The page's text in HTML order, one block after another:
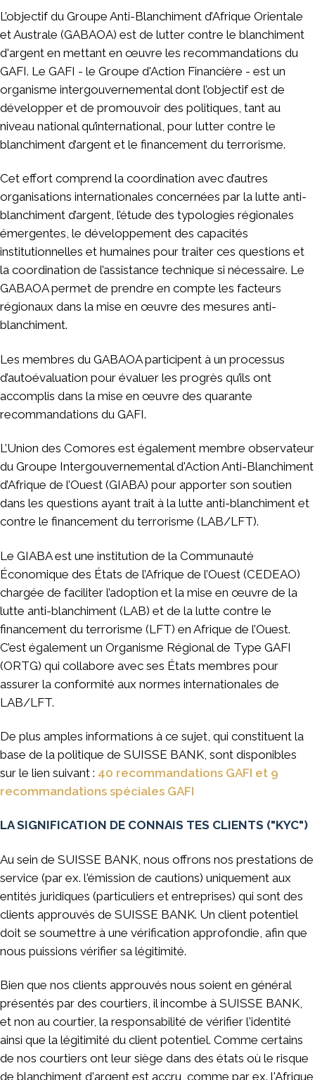
L’objectif du Groupe Anti-Blanchiment d’Afrique Orientale
et Australe (GABAOA) est de lutter contre le blanchiment
d'argent en mettant en œuvre les recommandations du
GAFI. Le GAFI - le Groupe d'Action Financière - est un
organisme intergouvernemental dont l’objectif est de
développer et de promouvoir des politiques, tant au
niveau national qu’international, pour lutter contre le
blanchiment d’argent et le financement du terrorisme.
Cet effort comprend la coordination avec d’autres
organisations internationales concernées par la lutte anti-
blanchiment d’argent, l’étude des typologies régionales
émergentes, le développement des capacités
institutionnelles et humaines pour traiter ces questions et
la coordination de l’assistance technique si nécessaire. Le
GABAOA permet de prendre en compte les facteurs
régionaux dans la mise en œuvre des mesures anti-
blanchiment.
Les membres du GABAOA participent à un processus
d’autoévaluation pour évaluer les progrès qu’ils ont
accomplis dans la mise en œuvre des quarante
recommandations du GAFI.
L’Union des Comores est également membre observateur
du Groupe Intergouvernemental d'Action Anti-Blanchiment
d’Afrique de l’Ouest (GIABA) pour apporter son soutien
dans les questions ayant trait à la lutte anti-blanchiment et
contre le financement du terrorisme (LAB/LFT).
Le GIABA est une institution de la Communauté
Économique des États de l’Afrique de l’Ouest (CEDEAO)
chargée de faciliter l’adoption et la mise en œuvre de la
lutte anti-blanchiment (LAB) et de la lutte contre le
financement du terrorisme (LFT) en Afrique de l’Ouest.
C’est également un Organisme Régional de Type GAFI
(ORTG) qui collabore avec ses États membres pour
assurer la conformité aux normes internationales de
LAB/LFT.
De plus amples informations à ce sujet, qui constituent la
base de la politique de SUISSE BANK, sont disponibles
sur le lien suivant : 40 recommandations GAFI et 9
recommandations spéciales GAFI
LA SIGNIFICATION DE CONNAIS TES CLIENTS ("KYC")
Au sein de SUISSE BANK, nous offrons nos prestations de
service (par ex. l'émission de cautions) uniquement aux
entités juridiques (particuliers et entreprises) qui sont des
clients approuvés de SUISSE BANK. Un client potentiel
doit se soumettre à une vérification approfondie, afin que
nous puissions vérifier sa légitimité.
Bien que nos clients approuvés nous soient en général
présentés par des courtiers, il incombe à SUISSE BANK,
et non au courtier, la responsabilité de vérifier l'identité
ainsi que la légitimité du client potentiel. Comme certains
de nos courtiers ont leur siège dans des états où le risque
de blanchiment d'argent est accru, comme par ex. l'Afrique